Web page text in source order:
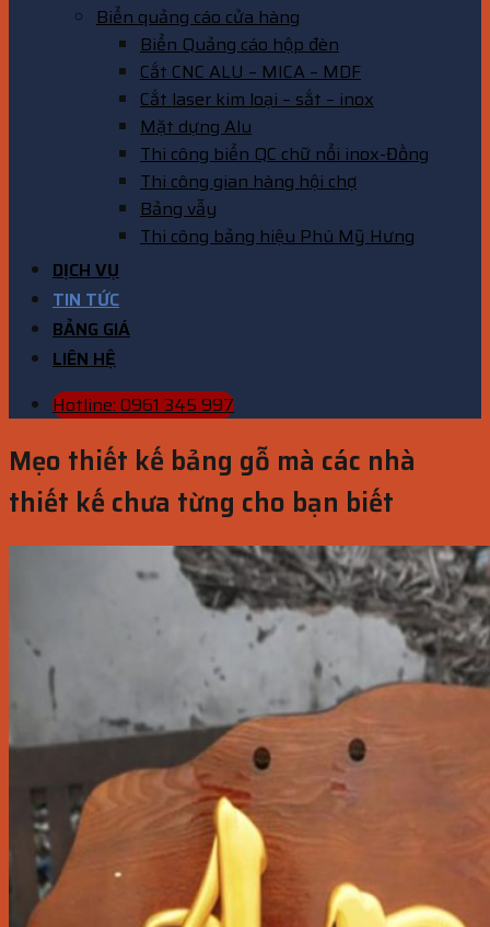
Biển quảng cáo cửa hàng
Biển Quảng cáo hộp đèn
Cắt CNC ALU – MICA – MDF
Cắt laser kim loại – sắt – inox
Mặt dựng Alu
Thi công biển QC chữ nổi inox-Đồng
Thi công gian hàng hội chợ
Bảng vẫy
Thi công bảng hiệu Phú Mỹ Hưng
DỊCH VỤ
TIN TỨC
BẢNG GIÁ
LIÊN HỆ
Hotline: 0961 345 997
Mẹo thiết kế bảng gỗ mà các nhà
thiết kế chưa từng cho bạn biết